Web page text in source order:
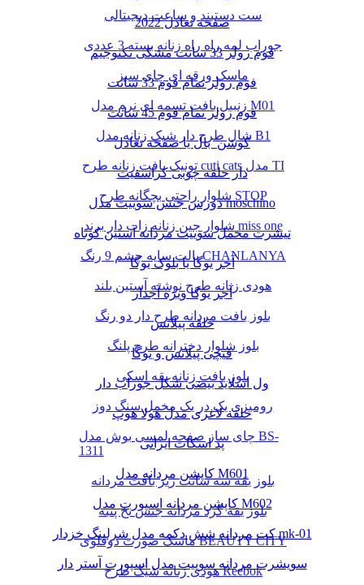
ست دستبند و ساعت دیجیتالی
جوراب لمه راه راه زنانه بسته 3 عددی
ماسک ورقه ای چای سبز
زنبیل بافت تسمه ای نرم مدل M01
شال طرح دار شیک زنانه مدل B1
تونیک بافت زنانه طرح cuti cats مدل TI
شلوار راحتی بچگانه طرح STOP
شلوار جین زنانه زاپ دار برند miss one
پالت سایه چشم 9 رنگ CHANLANYA
هودی زنانه طرح نوشته آستین بلند
بلوز بافت مردانه طرح دار دو رنگ
بلوز شلوار دخترانه طرح پلنگ
بلوز بافت زنانه یقه اسکی
رومیزی یک در یک مخمل سنگ دوز
چای ساز صفحه لمسی بوش مدل BS-
1311
بلوز یقه سه سانت ریز بافت مردانه
بلوز یقه گرد مردانه جنس نخ پنبه
ماسک صورت دوقلوی BEAUTY CITY
هودی زنانه شیک طرح Reebok
صفحه تعادل 2022
فوم رولر 33 سانت مشکی تکنوجیم
فوم رولر تمام فوم 33 سانت
فوم رولر تمام فوم 45 سانت
کوشن بال یا صفحه تعادل
دار حلقه چوبی کراسفیت
دورس جنس سوییت مدل moschino
تیشرت مخمل سوییت مردانه آستین کوتاه
آجر یوگا یا بلوک یوگا
آجر یوگا ویژه آجدار
حلقه پیلاتس
قیچی پیلاتس و یوگا
ول اسلاید بیضی شکل جوراب دار
حلقه لاغری مدل هولا هوپ
پد اسکات ایرانی
کاپشن مردانه مدل M601
کاپشن مردانه اسپورت مدل M602
کت مردانه شش دکمه مدل شرلینگ خزدار mk-01
سویشرت مردانه سوییت مدل اسپورت آستر دار